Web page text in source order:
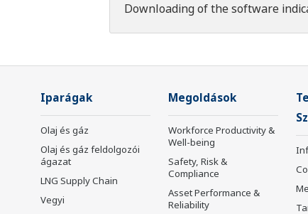
Downloading of the software
Iparágak
Olaj és gáz
Olaj és gáz feldolgozói
ágazat
LNG Supply Chain
Vegyi
Megoldások
Workforce Productivity &
Well-being
Safety, Risk &
Compliance
Asset Performance &
Reliability